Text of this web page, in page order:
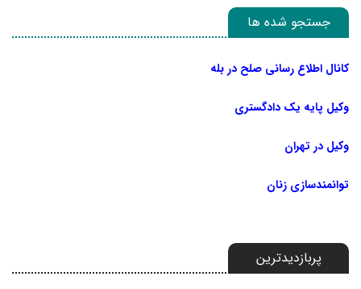
جستجو شده ها
کانال اطلاع رسانی صلح در بله
وکیل پایه یک دادگستری
وکیل در تهران
توانمندسازی زنان
پربازدیدترین